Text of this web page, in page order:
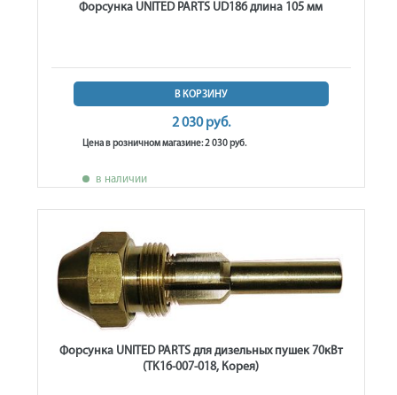
Форсунка UNITED PARTS UD186 длина 105 мм
В КОРЗИНУ
2 030 руб.
Цена в розничном магазине: 2 030 руб.
в наличии
Форсунка UNITED PARTS для дизельных пушек 70кВт
(TK16-007-018, Корея)